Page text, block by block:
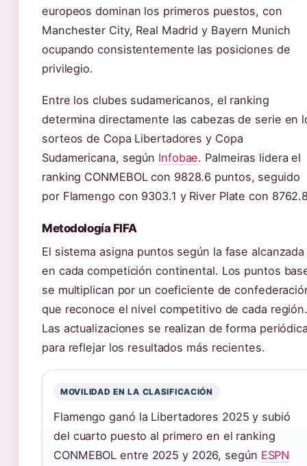
europeos dominan los primeros puestos, con
Manchester City, Real Madrid y Bayern Munich
ocupando consistentemente las posiciones de
privilegio.
Entre los clubes sudamericanos, el ranking
determina directamente las cabezas de serie en
sorteos de Copa Libertadores y Copa
Sudamericana, según Infobae. Palmeiras lidera el
ranking CONMEBOL con 9828.6 puntos, seguido
por Flamengo con 9303.1 y River Plate con
Metodología FIFA
El sistema asigna puntos según la fase alcanzada
en cada competición continental. Los puntos
se multiplican por un coeficiente de
que reconoce el nivel competitivo de cada
Las actualizaciones se realizan de forma
para reflejar los resultados más recientes.
MOVILIDAD EN LA CLASIFICACIÓN
Flamengo ganó la Libertadores 2025 y subió
del cuarto puesto al primero en el ranking
CONMEBOL entre 2025 y 2026, según ESPN